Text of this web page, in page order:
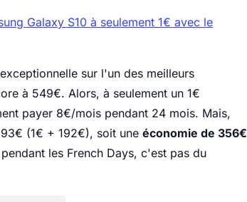
Galaxy S10 à seulement 1€ avec le
sur l'un des meilleurs
à 549€. Alors, à seulement un 1€
payer 8€/mois pendant 24 mois. Mais,
(1€ + 192€), soit une économie de 356€
les French Days, c'est pas du